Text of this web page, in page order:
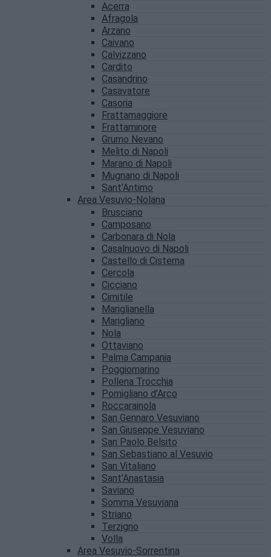
Acerra
Afragola
Arzano
Caivano
Calvizzano
Cardito
Casandrino
Casavatore
Casoria
Frattamaggiore
Frattaminore
Grumo Nevano
Melito di Napoli
Marano di Napoli
Mugnano di Napoli
Sant’Antimo
Area Vesuvio-Nolana
Brusciano
Camposano
Carbonara di Nola
Casalnuovo di Napoli
Castello di Cisterna
Cercola
Cicciano
Cimitile
Mariglianella
Marigliano
Nola
Ottaviano
Palma Campania
Poggiomarino
Pollena Trocchia
Pomigliano d’Arco
Roccarainola
San Gennaro Vesuviano
San Giuseppe Vesuviano
San Paolo Belsito
San Sebastiano al Vesuvio
San Vitaliano
Sant’Anastasia
Saviano
Somma Vesuviana
Striano
Terzigno
Volla
Area Vesuvio-Sorrentina